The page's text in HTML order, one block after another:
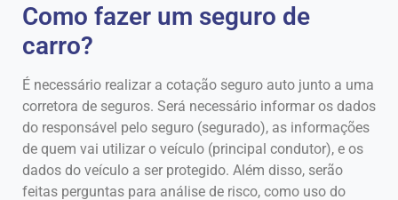
Como fazer um seguro de
carro?
É necessário realizar a cotação seguro auto junto a uma
corretora de seguros. Será necessário informar os dados
do responsável pelo seguro (segurado), as informações
de quem vai utilizar o veículo (principal condutor), e os
dados do veículo a ser protegido. Além disso, serão
feitas perguntas para análise de risco, como uso do